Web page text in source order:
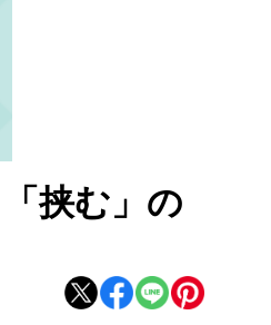
挟む」の